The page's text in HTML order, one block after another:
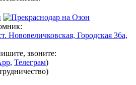
Нововеличковская, Городская 36а,
звоните:
, Телеграм)